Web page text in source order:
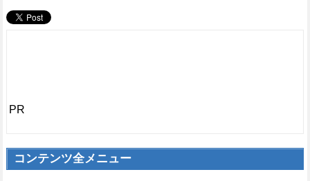
PR
コンテンツ全メニュー